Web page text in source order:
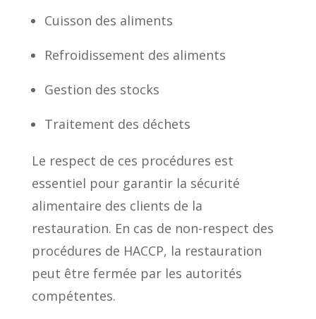
Cuisson des aliments
Refroidissement des aliments
Gestion des stocks
Traitement des déchets
Le respect de ces procédures est
essentiel pour garantir la sécurité
alimentaire des clients de la
restauration. En cas de non-respect des
procédures de HACCP, la restauration
peut être fermée par les autorités
compétentes.